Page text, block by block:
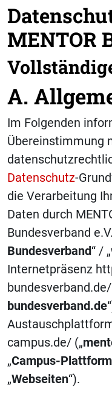
MENTOR
A.
Im Folgenden
Übereinstimmung
Datenschutz-
die Verarbeitung
Daten durch
Bundesverband
Bundesverband“ / „
Internetpräsenz
bundesverband.de/
bundesverband.de
campus.de/ („
„Campus-Plattform
„Webseiten“).